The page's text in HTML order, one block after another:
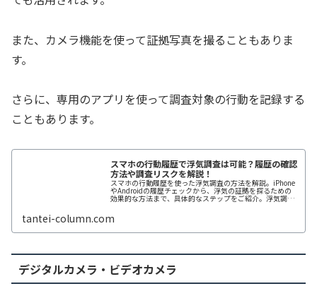
また、カメラ機能を使って証拠写真を撮ることもありま
す。
さらに、専用のアプリを使って調査対象の行動を記録する
こともあります。
スマホの行動履歴で浮気調査は可能？履歴の確認
方法や調査リスクを解説！
スマホの行動履歴を使った浮気調査の方法を解説。iPhone
やAndroidの履歴チェックから、浮気の証拠を探るための
効果的な方法まで、具体的なステップをご紹介。浮気調査
のメリット・デメリットを理解し、賢く行動履歴を活用す
tantei-column.com
デジタルカメラ・ビデオカメラ